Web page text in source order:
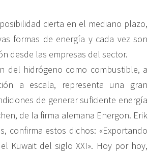
cierta en el mediano plazo,
formas de energía y cada vez son
desde las empresas del sector.
del hidrógeno como combustible, a
a escala, representa una gran
de generar suficiente energía
de la firma alemana Energon. Erik
confirma estos dichos: «Exportando
Kuwait del siglo XXI». Hoy por hoy,